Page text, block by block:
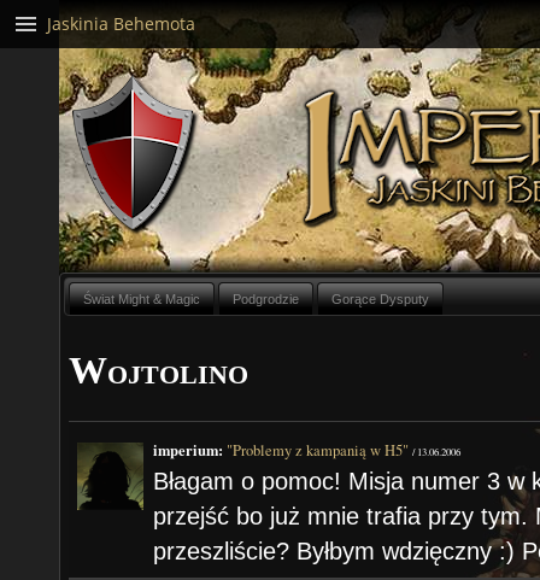
Świat Might & Magic Podgrodzie Gorące Dysputy
Wojtolino
imperium: "Problemy z kampanią w H5"/13.06.2006
Błagam o pomoc! Misja numer 3
przejść bo już mnie trafia przy tym.
przeszliście? Byłbym wdzięczny :)
Jaskinia Behemota